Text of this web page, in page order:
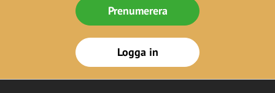
Prenumerera
Logga in